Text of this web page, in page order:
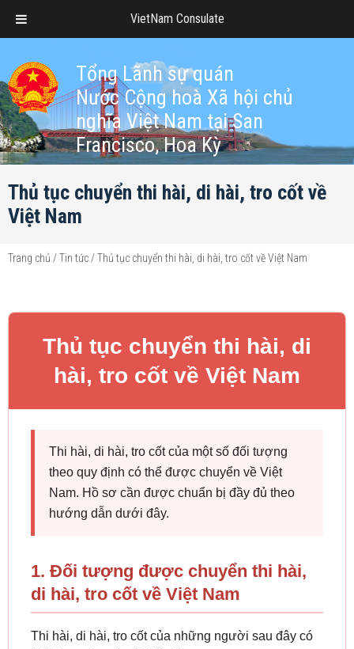
Tổng Lãnh sự quán
Nước Cộng hoà Xã hội chủ
nghĩa Việt Nam tại San
Francisco, Hoa Kỳ
Thủ tục chuyển thi hài, di hài, tro cốt về
Việt Nam
Trang chủ /Tin tức /Thủ tục chuyển thi hài, di hài, tro cốt về Việt Nam
Thủ tục chuyển thi hài, di
hài, tro cốt về Việt Nam
Thi hài, di hài, tro cốt của một số đối tượng
theo quy định có thể được chuyển về Việt
Nam. Hồ sơ cần được chuẩn bị đầy đủ theo
hướng dẫn dưới đây.
1. Đối tượng được chuyển thi hài,
di hài, tro cốt về Việt Nam
Thi hài, di hài, tro cốt của những người sau đây có
VietNam Consulate